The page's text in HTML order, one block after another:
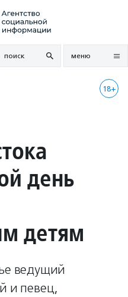
поиск меню
18+
день
детям
ведущий
и певец,